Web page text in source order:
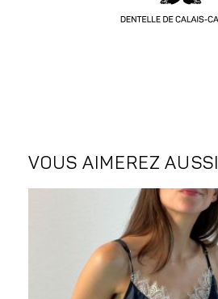
VOUS AIMEREZ AUSSI